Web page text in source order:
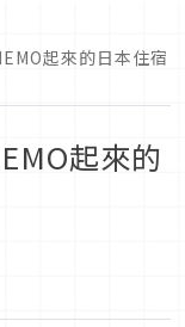
起來的日本住宿
起來的